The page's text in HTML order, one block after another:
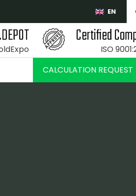
EN
Certified
ISO
CALCULATION REQUEST